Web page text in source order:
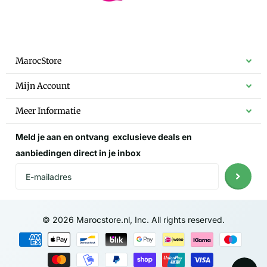
MarocStore
Mijn Account
Meer Informatie
Meld je aan en ontvang exclusieve dealsen
aanbiedingen direct in je inbox
© 2026 Marocstore.nl, Inc. All rights reserved.